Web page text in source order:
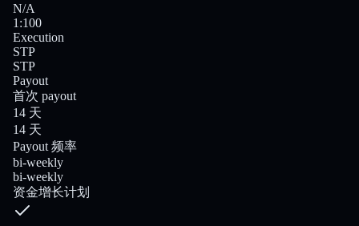
N/A
1:100
Execution
STP
STP
Payout
首次 payout
14 天
14 天
Payout 频率
bi-weekly
bi-weekly
资金增长计划